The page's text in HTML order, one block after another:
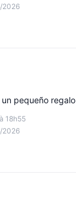
2026
18h55
2026
pequeño regalo